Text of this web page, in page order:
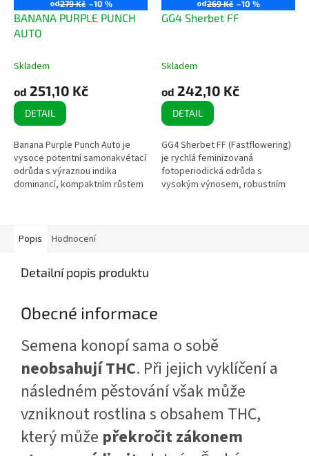
od279 Kč –10 %
BANANA PURPLE PUNCH
AUTO
Skladem
od 251,10 Kč
DETAIL
Banana Purple Punch Auto je
vysoce potentní samonakvétací
odrůda s výraznou indika
dominancí, kompaktním růstem
od269 Kč –10 %
GG4 Sherbet FF
Skladem
od 242,10 Kč
DETAIL
GG4 Sherbet FF (Fastflowering)
je rychlá feminizovaná
fotoperiodická odrůda s
vysokým výnosem, robustním
Popis
Hodnocení
Detailní popis produktu
Obecné informace
Semena konopí sama o sobě
neobsahují THC. Při jejich vyklíčení a
následném pěstování však může
vzniknout rostlina s obsahem THC,
který může překročit zákonem